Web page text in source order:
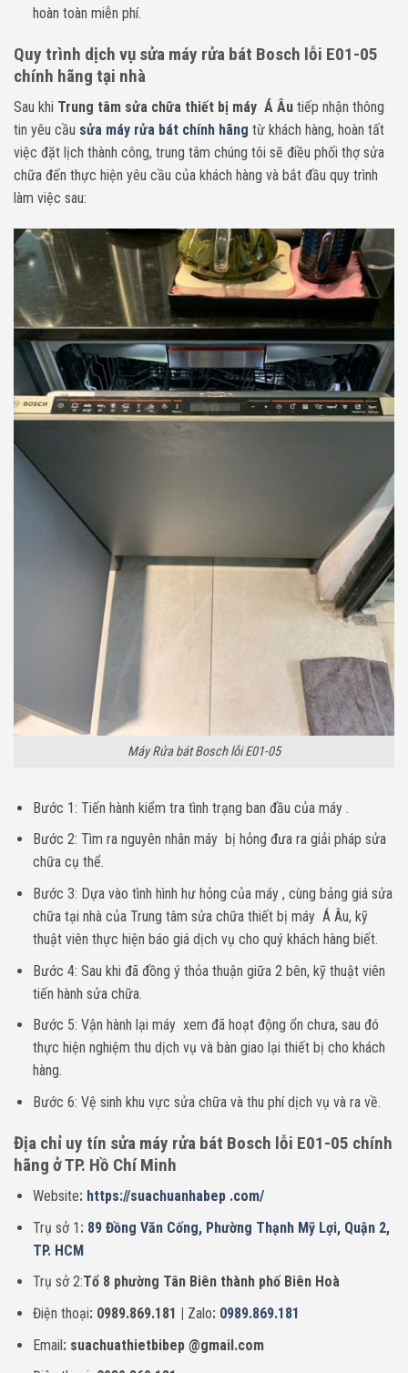
hoàn toàn miễn phí.
Quy trình dịch vụ sửa máy rửa bát Bosch lỗi E01-05
chính hãng tại nhà
Sau khi Trung tâm sửa chữa thiết bị máy Á Âu tiếp nhận thông
tin yêu cầu sửa máy rửa bát chính hãng từ khách hàng, hoàn tất
việc đặt lịch thành công, trung tâm chúng tôi sẽ điều phối thợ sửa
chữa đến thực hiện yêu cầu của khách hàng và bắt đầu quy trình
làm việc sau:
Máy Rửa bát Bosch lỗi E01-05
Bước 1: Tiến hành kiểm tra tình trạng ban đầu của máy .
Bước 2: Tìm ra nguyên nhân máy bị hỏng đưa ra giải pháp sửa
chữa cụ thể.
Bước 3: Dựa vào tình hình hư hỏng của máy , cùng bảng giá sửa
chữa tại nhà của Trung tâm sửa chữa thiết bị máy Á Âu, kỹ
thuật viên thực hiện báo giá dịch vụ cho quý khách hàng biết.
Bước 4: Sau khi đã đồng ý thỏa thuận giữa 2 bên, kỹ thuật viên
tiến hành sửa chữa.
Bước 5: Vận hành lại máy xem đã hoạt động ổn chưa, sau đó
thực hiện nghiệm thu dịch vụ và bàn giao lại thiết bị cho khách
hàng.
Bước 6: Vệ sinh khu vực sửa chữa và thu phí dịch vụ và ra về.
Địa chỉ uy tín sửa máy rửa bát Bosch lỗi E01-05 chính
hãng ở TP. Hồ Chí Minh
Website: https://suachuanhabep .com/
Trụ sở 1 : 89 Đồng Văn Cống, Phường Thạnh Mỹ Lợi, Quận 2,
TP. HCM
Trụ sở 2:Tổ 8 phường Tân Biên thành phố Biên Hoà
Điện thoại: 0989.869.181 | Zalo: 0989.869.181
Email: suachuathietbibep @gmail.com